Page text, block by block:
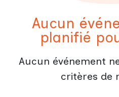
Aucun
planifié
Aucun événement
critères de